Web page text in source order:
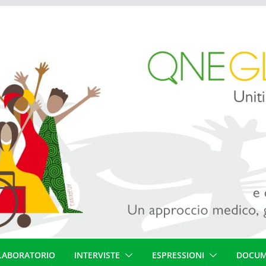
INTERVISTE ESPRESSIONI